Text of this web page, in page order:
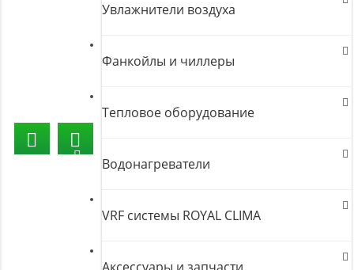
Увлажнители воздуха
Фанкойлы и чиллеры
Тепловое оборудование
Водонагреватели
VRF системы ROYAL CLIMA